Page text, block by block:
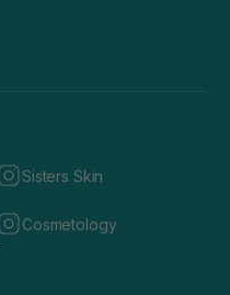
Sisters Skin
Cosmetology